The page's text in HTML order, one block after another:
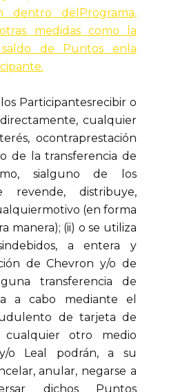
dentro delPrograma,
medidas como la
de Puntos enla
Participantesrecibir o
cualquier
ocontraprestación
de la transferencia de
sialguno de los
revende, distribuye,
(en forma
manera); (ii) o se utiliza
a entera y
de Chevron y/o de
transferencia de
a cabo mediante el
de tarjeta de
otro medio
o Leal podrán, a su
anular, negarse a
dichos Puntos